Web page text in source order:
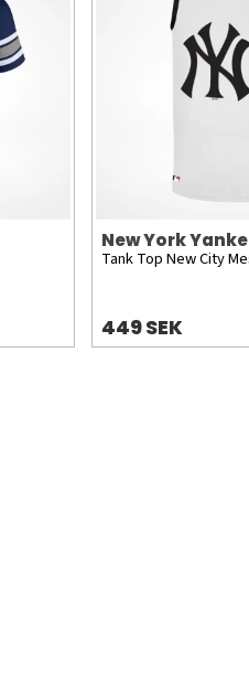
New York
Tank Top New City
449 SEK